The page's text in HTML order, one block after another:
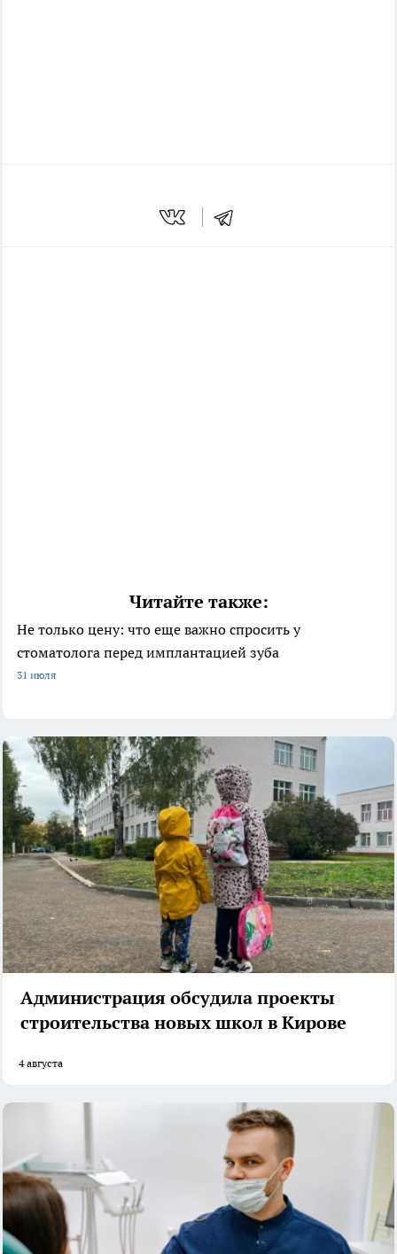
Читайте также:
Не только цену: что еще важно спросить у
стоматолога перед имплантацией зуба
31 июля
Администрация обсудила проекты
строительства новых школ в Кирове
4 августа